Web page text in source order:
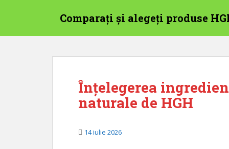
Comparați și alegeți produse
Înțelegerea
naturale de HGH
14 iulie 2026